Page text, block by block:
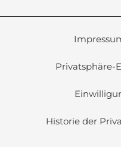
Privatsphäre-
Historie der